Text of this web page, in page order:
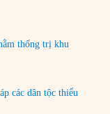
thống trị khu
các dân tộc thiểu